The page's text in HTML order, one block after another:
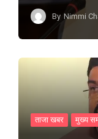
By Nimmi
ताजा खबर मुख्य